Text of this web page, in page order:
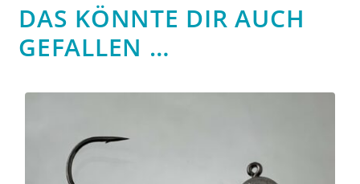
DAS KÖNNTE DIR AUCH
GEFALLEN …
Dieses
mehrere
Varianten